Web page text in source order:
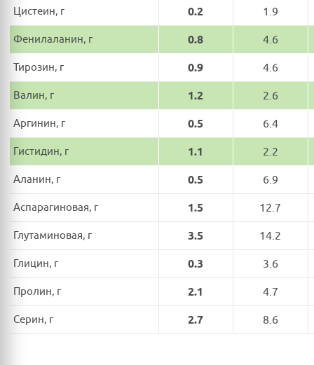
Цистеин, г 0.2 1.9
Фенилаланин, г 0.8 4.6
Тирозин, г 0.9 4.6
Валин, г 1.2 2.6
Аргинин, г 0.5 6.4
Гистидин, г 1.1 2.2
Аланин, г 0.5 6.9
Аспарагиновая, г 1.5 12.7
Глутаминовая, г 3.5 14.2
Глицин, г 0.3 3.6
Пролин, г 2.1 4.7
Серин, г 2.7 8.6